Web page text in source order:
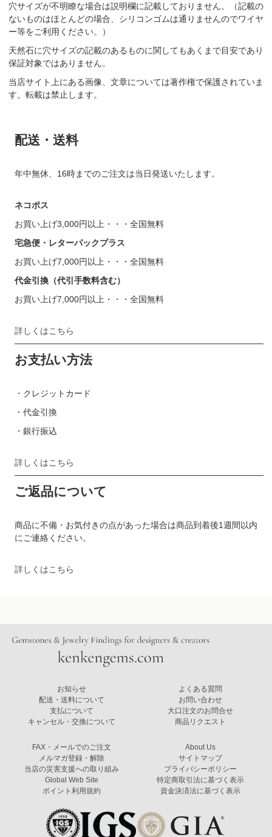
穴サイズが不明瞭な場合は説明欄に記載しておりません。（記載の
ないものはほとんどの場合、シリコンゴムは通りませんのでワイヤ
ー等をご利用ください。）
天然石に穴サイズの記載のあるものに関してもあくまで目安であり
保証対象ではありません。
当店サイト上にある画像、文章については著作権で保護されていま
す。転載は禁止します。
配送・送料
年中無休、16時までのご注文は当日発送いたします。
ネコポス
お買い上げ3,000円以上・・・全国無料
宅急便・レターパックプラス
お買い上げ7,000円以上・・・全国無料
代金引換（代引手数料含む）
お買い上げ7,000円以上・・・全国無料
詳しくはこちら
お支払い方法
・クレジットカード
・代金引換
・銀行振込
詳しくはこちら
ご返品について
商品に不備・お気付きの点があった場合は商品到着後1週間以内
にご連絡ください。
詳しくはこちら
お知らせ
配送・送料について
支払について
キャンセル・交換について
よくある質問
お問い合わせ
大口注文のお問合せ
商品リクエスト
FAX・メールでのご注文
メルマガ登録・解除
当店の災害支援への取り組み
Global Web Site
ポイント利用規約
About Us
サイトマップ
プライバシーポリシー
特定商取引法に基づく表示
資金決済法に基づく表示